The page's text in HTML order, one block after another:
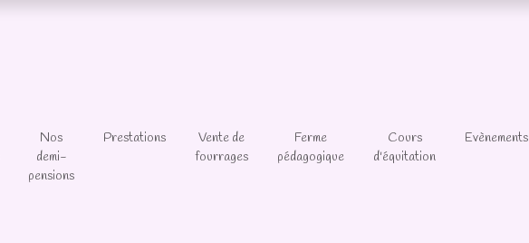
Nos
demi-
pensions
Prestations
Vente de
fourrages
Ferme
pédagogique
Cours
d'équitation
Evènements